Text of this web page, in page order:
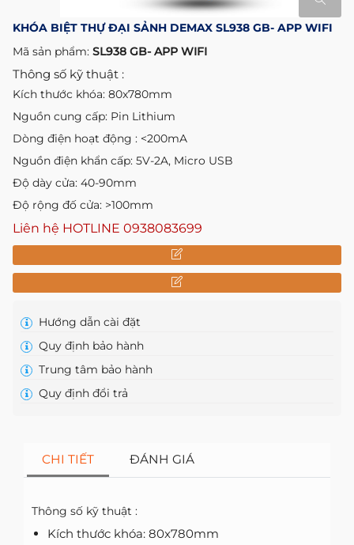
KHÓA BIỆT THỰ ĐẠI SẢNH DEMAX SL938 GB- APP WIFI
Mã sản phẩm: SL938 GB- APP WIFI
Thông số kỹ thuật :
Kích thước khóa: 80x780mm
Nguồn cung cấp: Pin Lithium
Dòng điện hoạt động : <200mA
Nguồn điện khẩn cấp: 5V-2A, Micro USB
Độ dày cửa: 40-90mm
Độ rộng đố cửa: >100mm
Liên hệ HOTLINE 0938083699
Hướng dẫn cài đặt
Quy định bảo hành
Trung tâm bảo hành
Quy định đổi trả
CHI TIẾT ĐÁNH GIÁ
Thông số kỹ thuật :
Kích thước khóa: 80x780mm